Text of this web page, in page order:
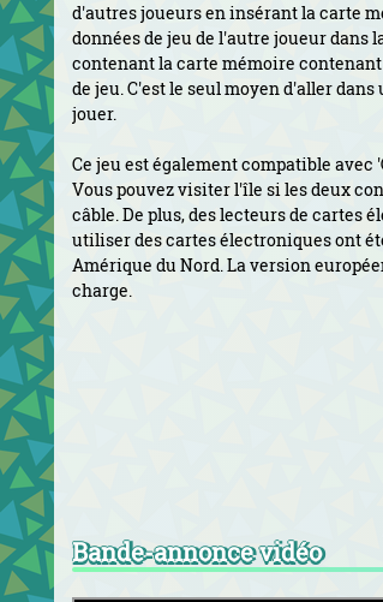
d'autres joueurs en insérant la carte
données de jeu de l'autre joueur dans
contenant la carte mémoire
de jeu. C'est le seul moyen d'aller
jouer.
Ce jeu est également compatible avec
Vous pouvez visiter l'île si les deux
câble. De plus, des lecteurs de cartes
utiliser des cartes électroniques ont
Amérique du Nord. La version
charge.
Bande-annonce vidéo